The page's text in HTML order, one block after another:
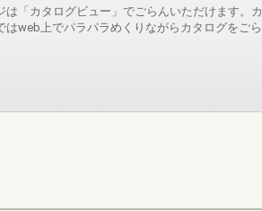
は「カタログビュー」でごらんいただけます。カ
はweb上でパラパラめくりながらカタログをごら